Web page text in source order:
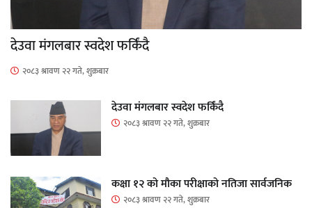
देउवा मंगलबार स्वदेश फर्किंदै
२०८३ श्रावण २२ गते, शुक्रबार
देउवा मंगलबार स्वदेश फर्किंदै
२०८३ श्रावण २२ गते, शुक्रबार
कक्षा १२ को मौका परीक्षाको नतिजा सार्वजनिक
२०८३ श्रावण २२ गते, शुक्रबार